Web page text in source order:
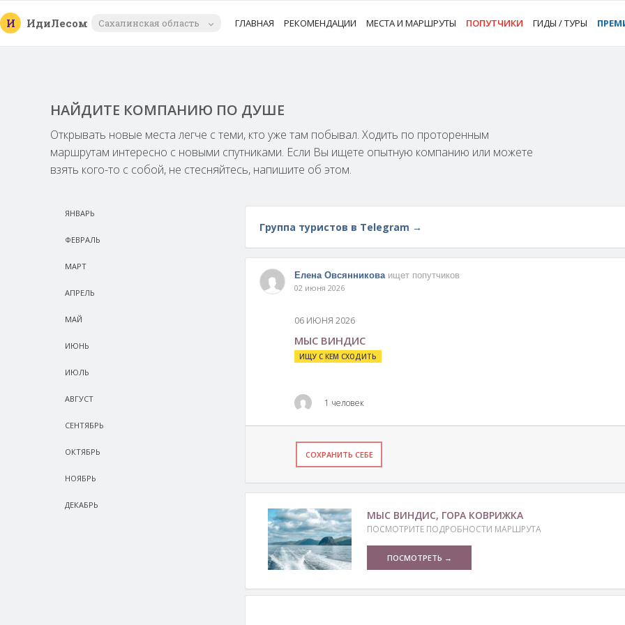
И ИдиЛесом Сахалинская область ГЛАВНАЯ РЕКОМЕНДАЦИИ МЕСТА И МАРШРУТЫ ПОПУТЧИКИ ГИДЫ / ТУРЫ
НАЙДИТЕ КОМПАНИЮ ПО ДУШЕ
Открывать новые места легче с теми, кто уже там побывал. Ходить по проторенным
маршрутам интересно с новыми спутниками. Если Вы ищете опытную компанию или можете
взять кого-то с собой, не стесняйтесь, напишите об этом.
ЯНВАРЬ
ФЕВРАЛЬ
МАРТ
АПРЕЛЬ
МАЙ
ИЮНЬ
ИЮЛЬ
АВГУСТ
СEНТЯБРЬ
ОКТЯБРЬ
НОЯБРЬ
ДЕКАБРЬ
Группа туристов в Telegram →
Елена Овсянникова ищет попутчиков
02 июня 2026
06 ИЮНЯ 2026
МЫС ВИНДИС
ИЩУ С КЕМ СХОДИТЬ
1 человек
СОХРАНИТЬ СЕБЕ
МЫС ВИНДИС, ГОРА КОВРИЖКА
ПОСМОТРИТЕ ПОДРОБНОСТИ МАРШРУТА
ПОСМОТРЕТЬ →